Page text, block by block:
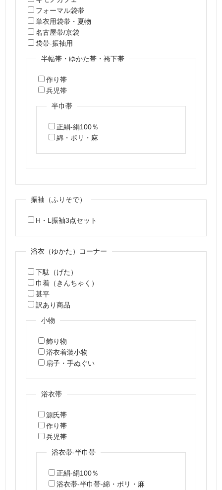
フォーマル袋帯
単衣用袋帯・夏物
名古屋帯/京袋
袋帯-振袖用
半幅帯・ゆかた帯・袴下帯
作り帯
兵児帯
半巾帯
正絹-絹100％
綿・ポリ・麻
振袖（ふりそで）
H・L振袖3点セット
浴衣（ゆかた）コーナー
下駄（げた）
巾着（きんちゃく）
甚平
訳あり商品
小物
飾り物
浴衣着装小物
扇子・手ぬぐい
浴衣帯
源氏帯
作り帯
兵児帯
浴衣帯-半巾帯
正絹-絹100％
浴衣帯-半巾帯-綿・ポリ・麻